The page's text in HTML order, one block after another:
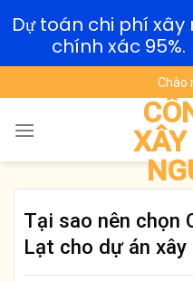
to
content
Chào
Tại sao nên chọn
Lạt cho dự án xây
Dự toán chi phí xây
chính xác 95%.